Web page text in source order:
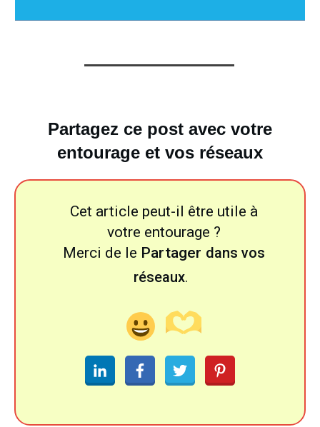
Partagez ce post avec votre
entourage et vos réseaux
Cet article peut-il être utile à
votre entourage ?
Merci de le Partager dans vos
réseaux.